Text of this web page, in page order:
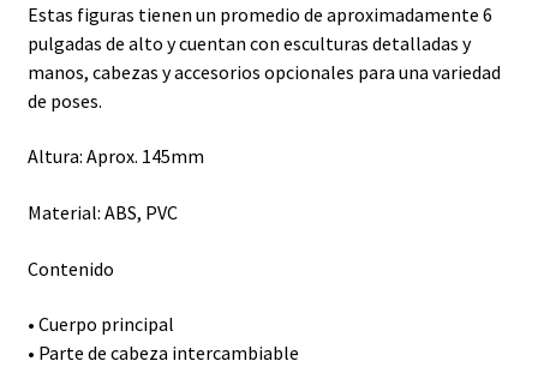
Estas figuras tienen un promedio de aproximadamente 6
pulgadas de alto y cuentan con esculturas detalladas y
manos, cabezas y accesorios opcionales para una variedad
de poses.
Altura: Aprox. 145mm
Material: ABS, PVC
Contenido
• Cuerpo principal
• Parte de cabeza intercambiable